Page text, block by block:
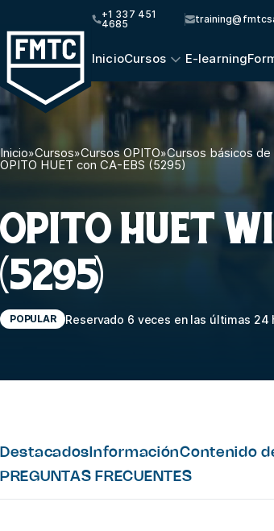
+1 337 451
4685
InicioCursos E-learning
Inicio»Cursos»Cursos OPITO»Cursos básicos de
OPITO HUET con CA-EBS (5295)
OPITO HUET
(5295)
POPULAR Reservado 6 veces en las últimas 24
Destacados InformaciónContenido
PREGUNTAS FRECUENTES